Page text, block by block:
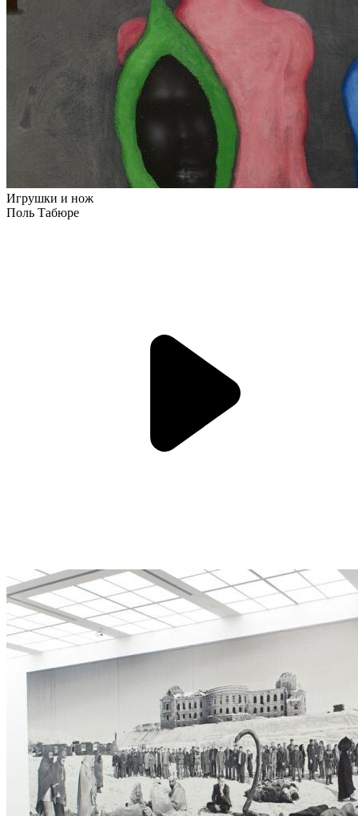
Игрушки и нож
Поль Табюре